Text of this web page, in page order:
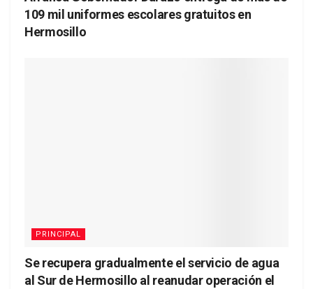
109 mil uniformes escolares gratuitos en
Hermosillo
PRINCIPAL
Se recupera gradualmente el servicio de agua
al Sur de Hermosillo al reanudar operación el